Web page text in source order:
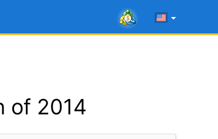
of 2014